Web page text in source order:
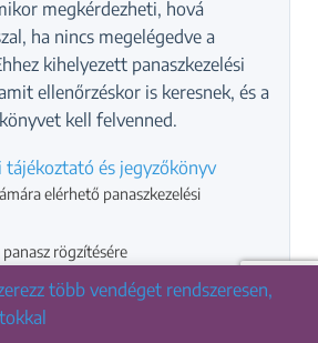
megkérdezheti, hová
ha nincs megelégedve a
kihelyezett panaszkezelési
ellenőrzéskor is keresnek, és a
kell felvenned.
elérhető panaszkezelési
rögzítésére
készült